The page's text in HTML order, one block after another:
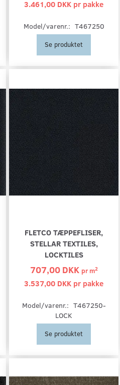
3.461,00 DKK pr pakke
Model/varenr.: T467250
Se produktet
FLETCO TÆPPEFLISER,
STELLAR TEXTILES,
LOCKTILES
707,00 DKK prm2
3.537,00 DKK pr pakke
Model/varenr.: T467250-
LOCK
Se produktet